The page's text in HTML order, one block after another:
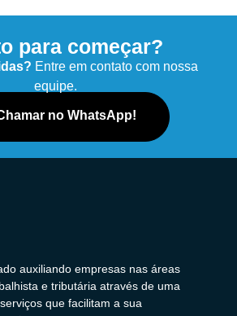
para começar?
Entre em contato com nossa
equipe.
no WhatsApp!
auxiliando empresas nas áreas
e tributária através de uma
que facilitam a sua